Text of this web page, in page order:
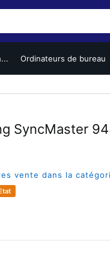
Ordinateurs de bureau
SyncMaster
vente dans la